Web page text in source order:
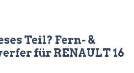
Teil? Fern- &
für RENAULT 16